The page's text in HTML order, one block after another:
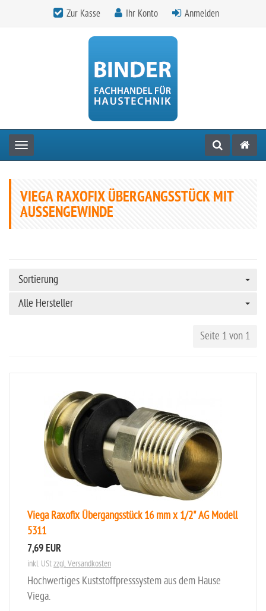
Zur Kasse Ihr Konto Anmelden
Toggle navigation
VIEGA RAXOFIX ÜBERGANGSSTÜCK MIT
AUSSENGEWINDE
Sortierung
Alle Hersteller
Seite 1 von 1
Viega Raxofix Übergangsstück 16 mm x 1/2" AG Modell
5311
7,69 EUR
inkl. UStzzgl. Versandkosten
Hochwertiges Kuststoffpresssystem aus dem Hause
Viega.